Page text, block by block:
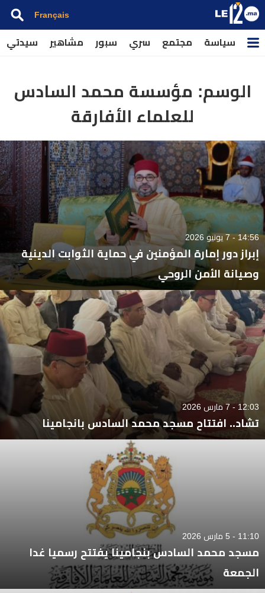
Français
سياسة مجتمع سري سبور مشاهير سيدتي
الوسم: مؤسسة محمد السادس
للعلماء الأفارقة
14:56 - 7 يونيو 2026
إبراز دور إمارة المؤمنين في حماية الثوابت الدينية
وصيانة الأمن الروحي
12:03 - 7 مارس 2026
تشاد.. افتتاح مسجد محمد السادس بانجامينا
11:10 - 5 مارس 2026
مسجد محمد السادس بنجامينا يفتتح رسميا غدا
الجمعة